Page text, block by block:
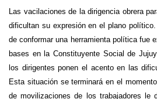
Las vacilaciones de la dirigencia obrera
dificultan su expresión en el plano
de conformar una herramienta política fue
bases en la Constituyente Social de
los dirigentes ponen el acento en las
Esta situación se terminará en el
de movilizaciones de los trabajadores le